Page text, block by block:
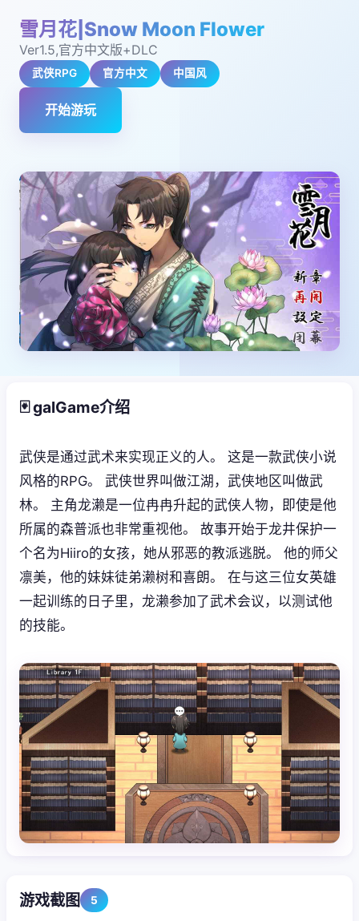
雪月花|Snow Moon Flower
Ver1.5,官方中文版+DLC
武侠RPG 官方中文 中国风
开始游玩
🃏 galGame介绍
武侠是通过武术来实现正义的人。 这是一款武侠小说
风格的RPG。 武侠世界叫做江湖，武侠地区叫做武
林。 主角龙濑是一位冉冉升起的武侠人物，即使是他
所属的森普派也非常重视他。 故事开始于龙井保护一
个名为Hiiro的女孩，她从邪恶的教派逃脱。 他的师父
凛美，他的妹妹徒弟濑树和喜朗。 在与这三位女英雄
一起训练的日子里，龙濑参加了武术会议，以测试他
的技能。
游戏截图 5